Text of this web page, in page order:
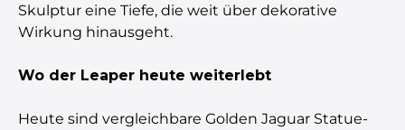
Skulptur eine Tiefe, die weit über dekorative
Wirkung hinausgeht.
Wo der Leaper heute weiterlebt
Heute sind vergleichbare Golden Jaguar Statue-